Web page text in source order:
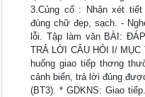
3.Củng cố : Nhận xét
đúng chữ đẹp, sạch. -
lỗi. Tập làm văn BÀI:
TRẢ LỜI CÂU HỎI I/
huống giao tiếp thơng
cảnh biển, trả lời đúng
(BT3). * GDKNS: Giao